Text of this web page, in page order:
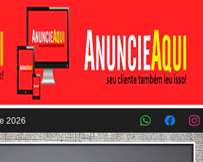
para o conteúdo principal
2026